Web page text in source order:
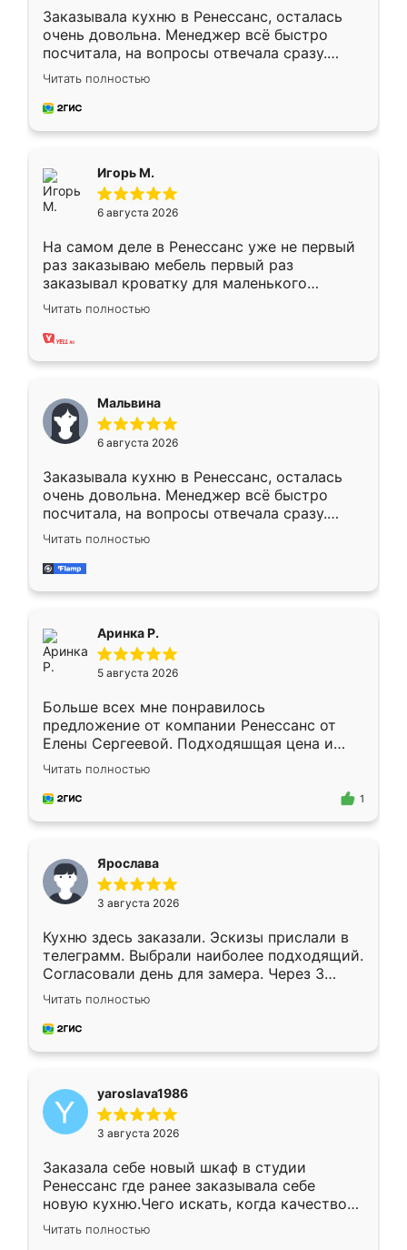
Заказывала кухню в Ренессанс, осталась
очень довольна. Менеджер всё быстро
посчитала, на вопросы отвечала сразу.
Замерщик приехал в субботу, подошёл к
делу со всей ответственностью. Собрали
за день, ребята работали аккуратно, даже
Читать полностью
Игорь М.
6 августа 2026
На самом деле в Ренессанс уже не первый
раз заказываю мебель первый раз
заказывал кроватку для маленького
ребёнка при его рождении ,во второй раз
заказал шкаф-купе. По качеству очень
хорошее сборка достаточно быстрая,
меньше, здесь же он более разнообразный.
Мне нравится ,если что-то потребуется из
мебели буду заказывать только здесь.
Читать полностью
Мальвина
6 августа 2026
Заказывала кухню в Ренессанс, осталась
очень довольна. Менеджер всё быстро
посчитала, на вопросы отвечала сразу.
Замерщик приехал в субботу, подошёл к
делу со всей ответственностью. Собрали
за день, ребята работали аккуратно, даже
Читать полностью
Аринка Р.
5 августа 2026
Больше всех мне понравилось
предложение от компании Ренессанс от
Елены Сергеевой. Подходяшщая цена и
короткие сроки изготовления. Приехавший
для замера сотрудник Владислав
предложил по моему эскизу самый
Читать полностью
1
Ярослава
3 августа 2026
Кухню здесь заказали. Эскизы прислали в
телеграмм. Выбрали наиболее подходящий.
Согласовали день для замера. Через 3
недели кухня была уже готова. Остались
довольны работой. Спасибо Ренессанс
мебель за качественную работу!
Читать полностью
yaroslava1986
3 августа 2026
Заказала себе новый шкаф в студии
Ренессанс где ранее заказывала себе
новую кухню.Чего искать, когда качеством
вполне довольна. Служит кухня уже почти
два года, нареканий нет.
Читать полностью